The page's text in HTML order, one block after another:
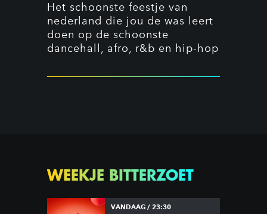
Het schoonste feestje van
nederland die jou de was leert
doen op de schoonste
dancehall, afro, r&b en hip-hop
WEEKJE BITTERZOET
VANDAAG / 23:30